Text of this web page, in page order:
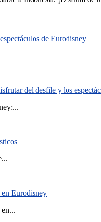
de Eurodisney
del desfile y los
en Eurodisney